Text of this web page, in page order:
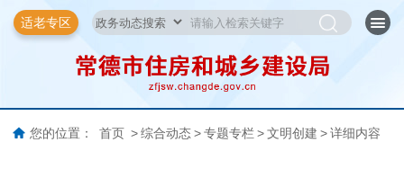
适老专区
您的位置： 首页 > 综合动态 > 专题专栏 > 文明创建 > 详细内容